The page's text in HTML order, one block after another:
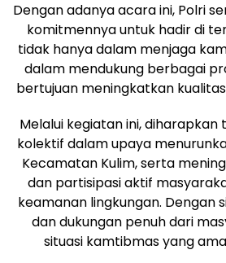
Dengan adanya acara ini, Polri
komitmennya untuk hadir di
tidak hanya dalam menjaga
dalam mendukung berbagai
bertujuan meningkatkan
Melalui kegiatan ini,
kolektif dalam upaya
Kecamatan Kulim, serta
dan partisipasi aktif
keamanan lingkungan. Dengan
dan dukungan penuh dari
situasi kamtibmas yang